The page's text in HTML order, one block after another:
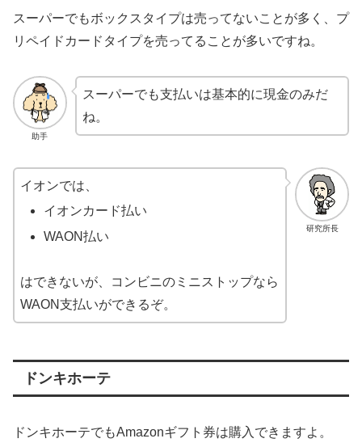
スーパーでもボックスタイプは売ってないことが多く、プ
リペイドカードタイプを売ってることが多いですね。
助手
スーパーでも支払いは基本的に現金のみだ
ね。
研究所長
イオンでは、
イオンカード払い
WAON払い
はできないが、コンビニのミニストップなら
WAON支払いができるぞ。
ドンキホーテ
ドンキホーテでもAmazonギフト券は購入できますよ。